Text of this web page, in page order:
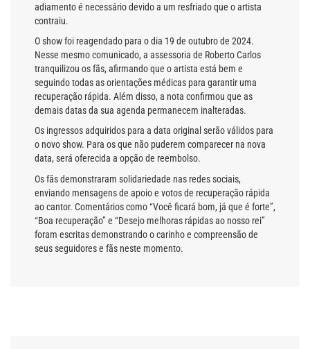
adiamento é necessário devido a um resfriado que o artista
contraiu.
O show foi reagendado para o dia 19 de outubro de 2024.
Nesse mesmo comunicado, a assessoria de Roberto Carlos
tranquilizou os fãs, afirmando que o artista está bem e
seguindo todas as orientações médicas para garantir uma
recuperação rápida. Além disso, a nota confirmou que as
demais datas da sua agenda permanecem inalteradas.
Os ingressos adquiridos para a data original serão válidos para
o novo show. Para os que não puderem comparecer na nova
data, será oferecida a opção de reembolso.
Os fãs demonstraram solidariedade nas redes sociais,
enviando mensagens de apoio e votos de recuperação rápida
ao cantor. Comentários como “Você ficará bom, já que é forte”,
“Boa recuperação” e “Desejo melhoras rápidas ao nosso rei”
foram escritas demonstrando o carinho e compreensão de
seus seguidores e fãs neste momento.